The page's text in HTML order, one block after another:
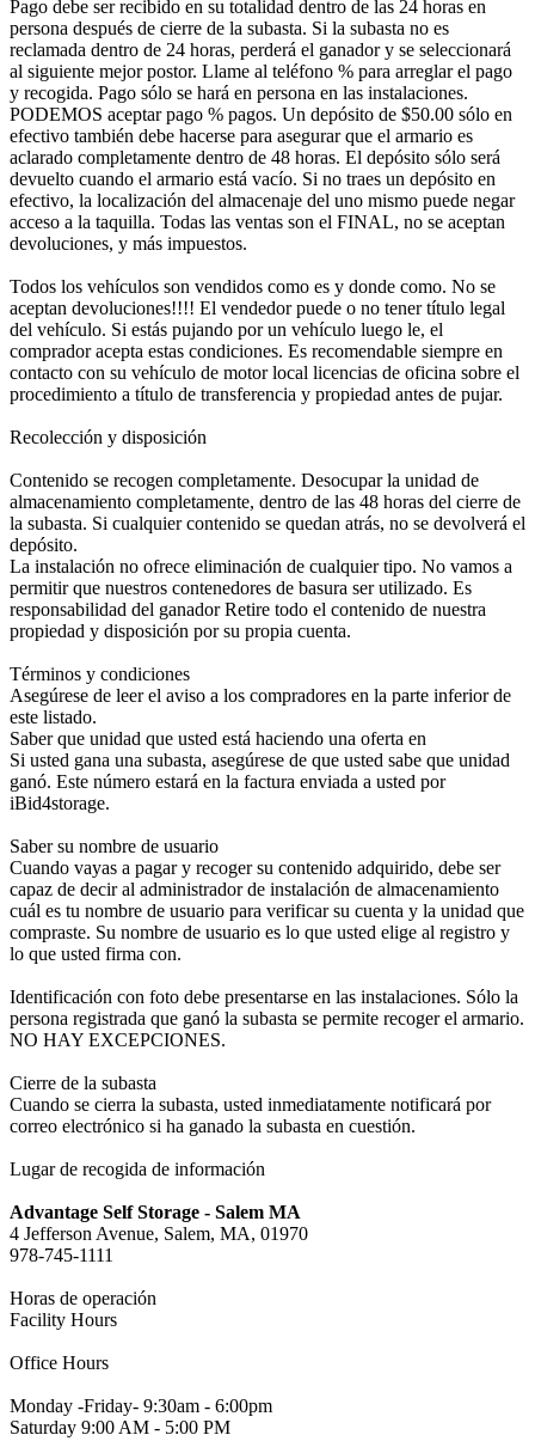
Pago debe ser recibido en su totalidad dentro de las 24 horas en
persona después de cierre de la subasta. Si la subasta no es
reclamada dentro de 24 horas, perderá el ganador y se seleccionará
al siguiente mejor postor. Llame al teléfono % para arreglar el pago
y recogida. Pago sólo se hará en persona en las instalaciones.
PODEMOS aceptar pago % pagos. Un depósito de $50.00 sólo en
efectivo también debe hacerse para asegurar que el armario es
aclarado completamente dentro de 48 horas. El depósito sólo será
devuelto cuando el armario está vacío. Si no traes un depósito en
efectivo, la localización del almacenaje del uno mismo puede negar
acceso a la taquilla. Todas las ventas son el FINAL, no se aceptan
devoluciones, y más impuestos.
Todos los vehículos son vendidos como es y donde como. No se
aceptan devoluciones!!!! El vendedor puede o no tener título legal
del vehículo. Si estás pujando por un vehículo luego le, el
comprador acepta estas condiciones. Es recomendable siempre en
contacto con su vehículo de motor local licencias de oficina sobre el
procedimiento a título de transferencia y propiedad antes de pujar.
Recolección y disposición
Contenido se recogen completamente. Desocupar la unidad de
almacenamiento completamente, dentro de las 48 horas del cierre de
la subasta. Si cualquier contenido se quedan atrás, no se devolverá el
depósito.
La instalación no ofrece eliminación de cualquier tipo. No vamos a
permitir que nuestros contenedores de basura ser utilizado. Es
responsabilidad del ganador Retire todo el contenido de nuestra
propiedad y disposición por su propia cuenta.
Términos y condiciones
Asegúrese de leer el aviso a los compradores en la parte inferior de
este listado.
Saber que unidad que usted está haciendo una oferta en
Si usted gana una subasta, asegúrese de que usted sabe que unidad
ganó. Este número estará en la factura enviada a usted por
iBid4storage.
Saber su nombre de usuario
Cuando vayas a pagar y recoger su contenido adquirido, debe ser
capaz de decir al administrador de instalación de almacenamiento
cuál es tu nombre de usuario para verificar su cuenta y la unidad que
compraste. Su nombre de usuario es lo que usted elige al registro y
lo que usted firma con.
Identificación con foto debe presentarse en las instalaciones. Sólo la
persona registrada que ganó la subasta se permite recoger el armario.
NO HAY EXCEPCIONES.
Cierre de la subasta
Cuando se cierra la subasta, usted inmediatamente notificará por
correo electrónico si ha ganado la subasta en cuestión.
Lugar de recogida de información
Advantage Self Storage - Salem MA
4 Jefferson Avenue, Salem, MA, 01970
978-745-1111
Horas de operación
Facility Hours
Office Hours
Monday -Friday- 9:30am - 6:00pm
Saturday 9:00 AM - 5:00 PM